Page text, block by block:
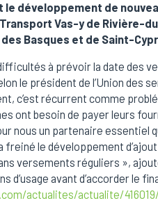
développement de
Vas-y de Rivière-
Basques et de Saint-
à prévoir la date des
le président de l’Union
c’est récurrent comme
ont besoin de payer leurs
nous un partenaire essentiel
le développement
versements réguliers »,
d’usage avant d’accorder le
actualites/actualite/